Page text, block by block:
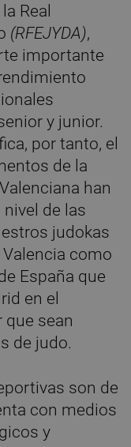
Real
(RFEJYDA),
importante
y junior.
por tanto, el
de la
han
de las
judokas
Valencia como
España que
en el
sean
de judo.
son de
con medios
y